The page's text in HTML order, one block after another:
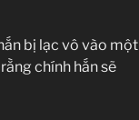
bị lạc vô vào một
chính hắn sẽ